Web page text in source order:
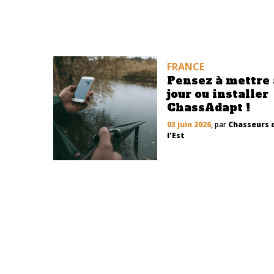
FRANCE
Pensez à mettre
jour ou installer
ChassAdapt !
03 juin 2026, par Chasseurs
l'Est